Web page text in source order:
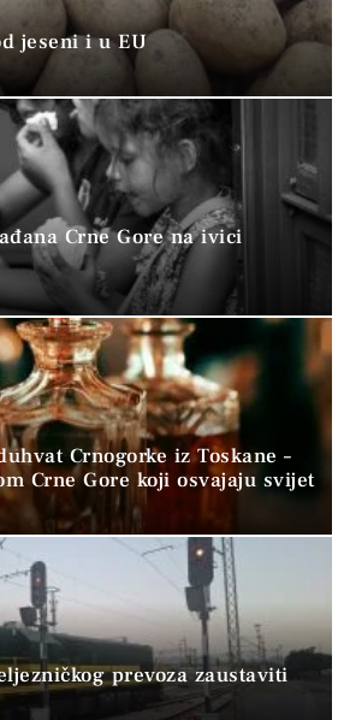
jeseni i u EU
Crne Gore na ivici
Crnogorke iz Toskane –
Crne Gore koji osvajaju svijet
prevoza zaustaviti